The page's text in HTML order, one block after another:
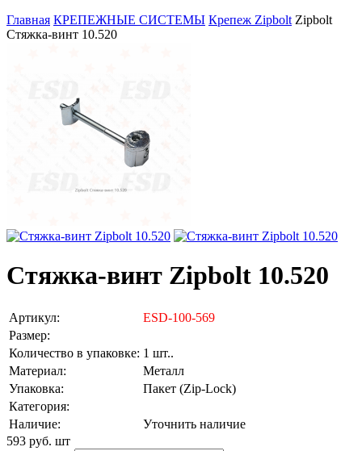
Главная КРЕПЕЖНЫЕ СИСТЕМЫ Крепеж Zipbolt Zipbolt
Стяжка-винт 10.520
Стяжка-винт Zipbolt 10.520
Артикул:
ESD-100-569
Размер:
Количество в упаковке: 1 шт..
Материал:
Металл
Упаковка:
Пакет (Zip-Lock)
Категория:
Наличие:
Уточнить наличие
593 руб. шт